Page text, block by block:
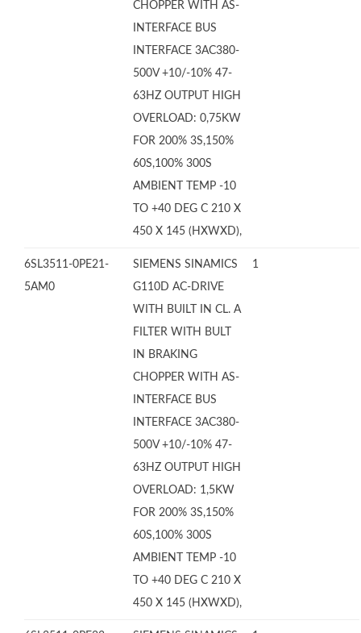
CHOPPER WITH AS-
INTERFACE BUS
INTERFACE 3AC380-
500V +10/-10% 47-
63HZ OUTPUT HIGH
OVERLOAD: 0,75KW
FOR 200% 3S,150%
60S,100% 300S
AMBIENT TEMP -10
TO +40 DEG C 210 X
450 X 145 (HXWXD),
6SL3511-0PE21-
5AM0
SIEMENS SINAMICS
G110D AC-DRIVE
WITH BUILT IN CL. A
FILTER WITH BULT
IN BRAKING
CHOPPER WITH AS-
INTERFACE BUS
INTERFACE 3AC380-
500V +10/-10% 47-
63HZ OUTPUT HIGH
OVERLOAD: 1,5KW
FOR 200% 3S,150%
60S,100% 300S
AMBIENT TEMP -10
TO +40 DEG C 210 X
450 X 145 (HXWXD),
1